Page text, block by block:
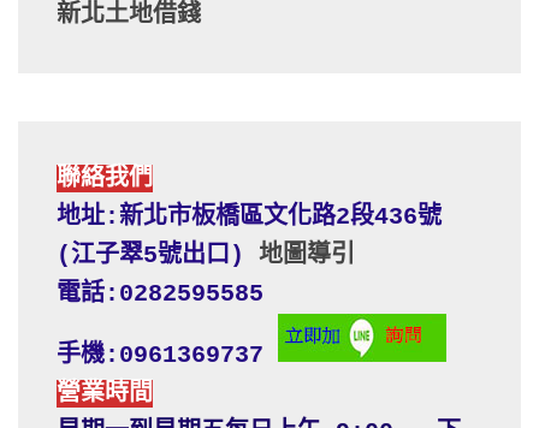
新北土地借錢
聯絡我們
地址:新北市板橋區文化路2段436號
(江子翠5號出口) 地圖導引
電話:0282595585
手機:0961369737
營業時間